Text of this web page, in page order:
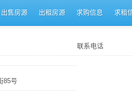
出售房源 出租房源 求购信息 求租
85号
联系电话